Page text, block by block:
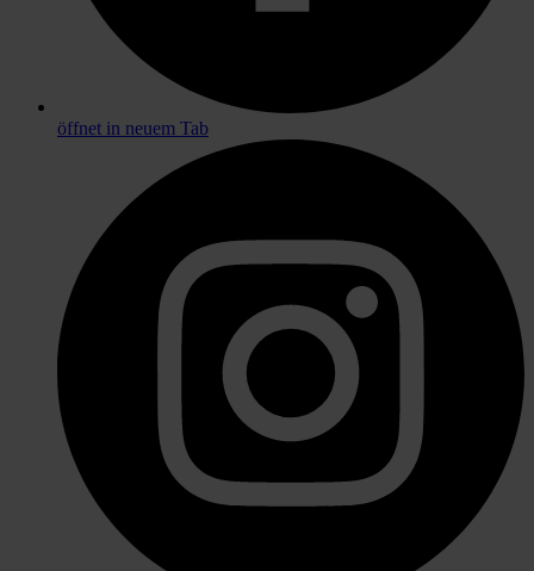
öffnet in neuem Tab